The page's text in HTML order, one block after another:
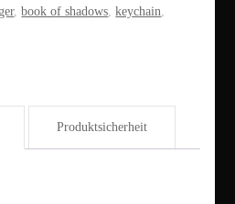
,book of shadows,keychain,
Produktsicherheit